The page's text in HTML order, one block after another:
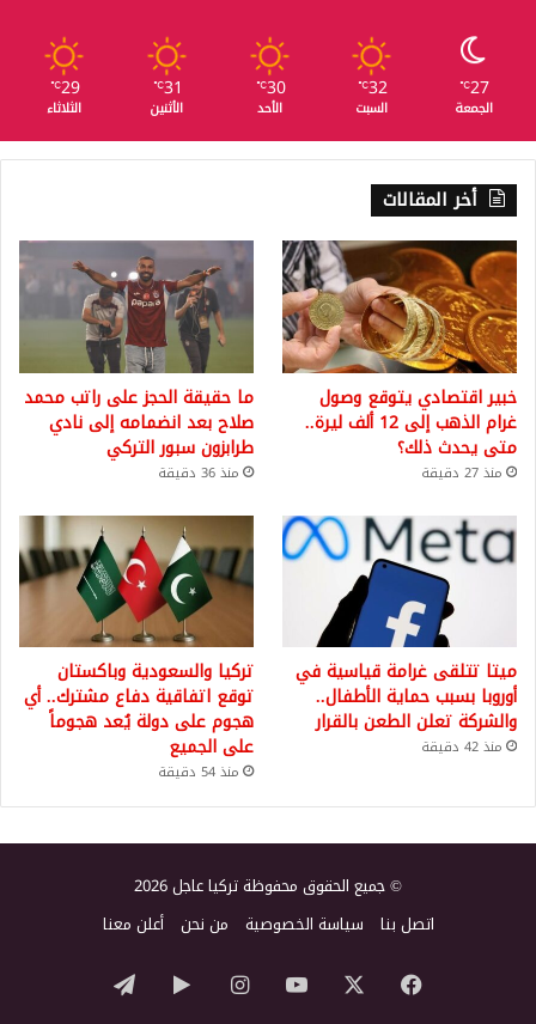
27
℃
الجمعة
32
℃
السبت
30
℃
الأحد
31
℃
الأثنين
29
℃
الثلاثاء
أخر المقالات
خبير اقتصادي يتوقع وصول
غرام الذهب إلى 12 ألف ليرة..
متى يحدث ذلك؟
منذ 27 دقيقة
ما حقيقة الحجز على راتب محمد
صلاح بعد انضمامه إلى نادي
طرابزون سبور التركي
منذ 36 دقيقة
ميتا تتلقى غرامة قياسية في
أوروبا بسبب حماية الأطفال..
والشركة تعلن الطعن بالقرار
منذ 42 دقيقة
تركيا والسعودية وباكستان
توقع اتفاقية دفاع مشترك.. أي
هجوم على دولة يُعد هجوماً
على الجميع
منذ 54 دقيقة
© جميع الحقوق محفوظة تركيا عاجل 2026
اتصل بنا سياسة الخصوصية من نحن أعلن معنا
فيسبوك ‫YouTubeانستقرام‏Googleتيلقرام